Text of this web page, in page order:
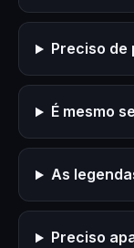
Preciso de
É mesmo
As
Preciso